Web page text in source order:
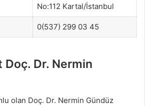
No:112 Kartal/İstanbul
0(537) 299 03 45
Dr. Nermin
olan Doç. Dr. Nermin Gündüz